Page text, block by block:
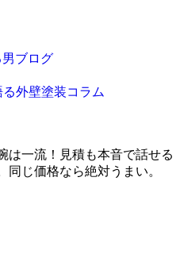
ブログ
外壁塗装コラム
は一流！見積も本音で話せる
じ価格なら絶対うまい。